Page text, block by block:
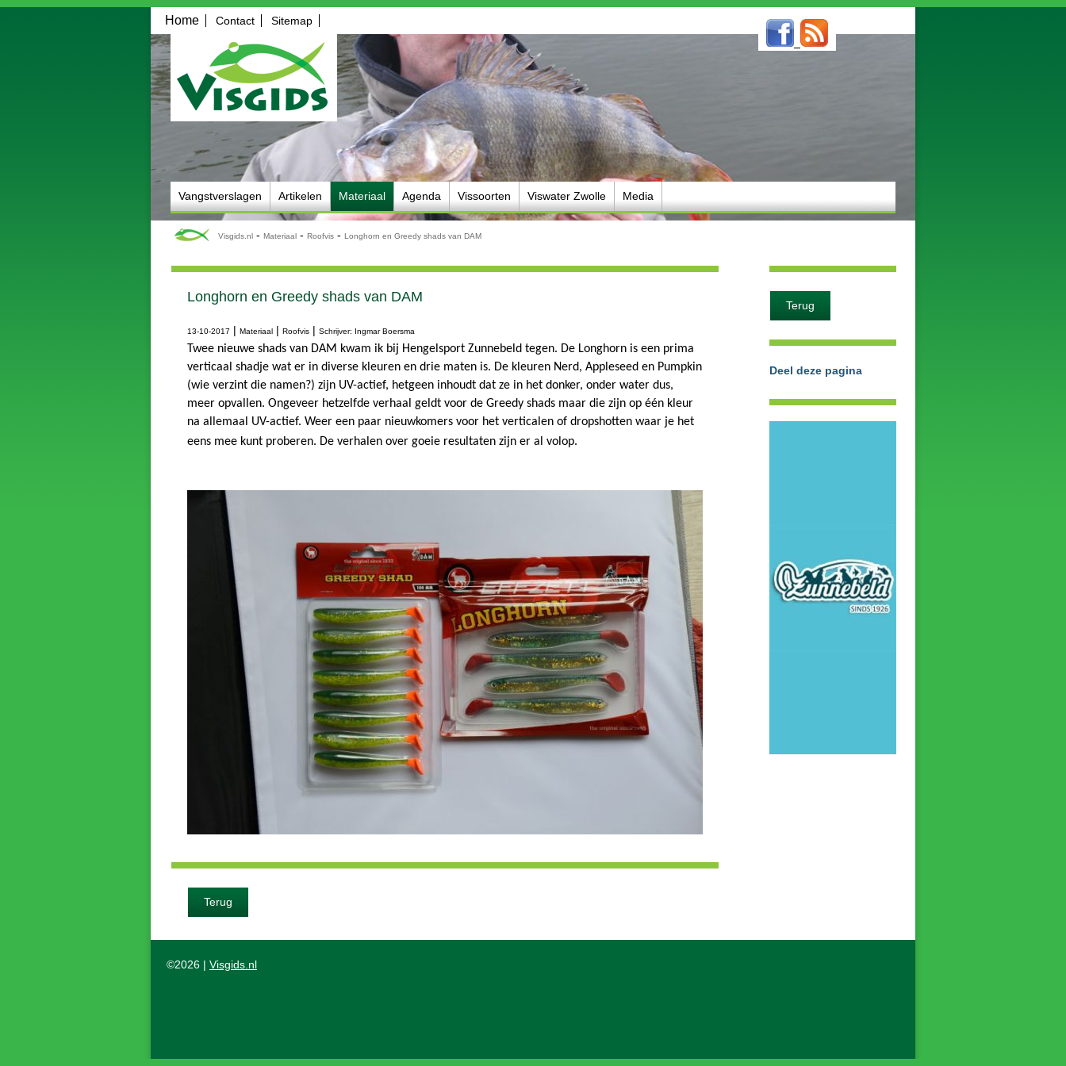
Home Contact Sitemap
Vangstverslagen Artikelen Materiaal Agenda Vissoorten Viswater Zwolle Media
Visgids.nl - Materiaal - Roofvis - Longhorn en Greedy shads van DAM
Longhorn en Greedy shads van DAM
13-10-2017 | Materiaal | Roofvis | Schrijver: Ingmar Boersma
Twee nieuwe shads van DAM kwam ik bij Hengelsport Zunnebeld tegen. De Longhorn is een prima
verticaal shadje wat er in diverse kleuren en drie maten is. De kleuren Nerd, Appleseed en Pumpkin
(wie verzint die namen?) zijn UV-actief, hetgeen inhoudt dat ze in het donker, onder water dus,
meer opvallen. Ongeveer hetzelfde verhaal geldt voor de Greedy shads maar die zijn op één kleur
na allemaal UV-actief. Weer een paar nieuwkomers voor het verticalen of dropshotten waar je het
eens mee kunt proberen. De verhalen over goeie resultaten zijn er al volop.
Terug
Terug
Deel deze pagina
©2026 | Visgids.nl